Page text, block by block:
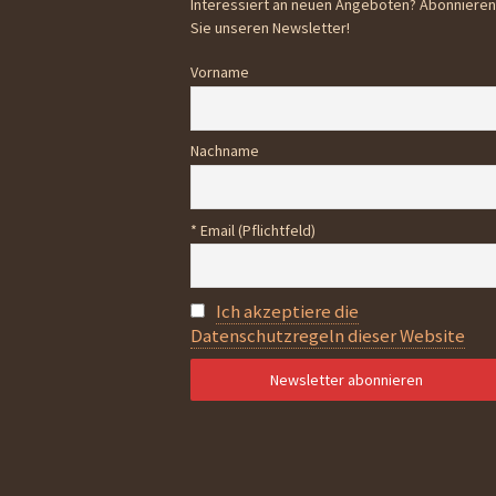
Interessiert an neuen Angeboten? Abonnieren
Sie unseren Newsletter!
Vorname
Nachname
* Email (Pflichtfeld)
Ich akzeptiere die
Datenschutzregeln dieser Website